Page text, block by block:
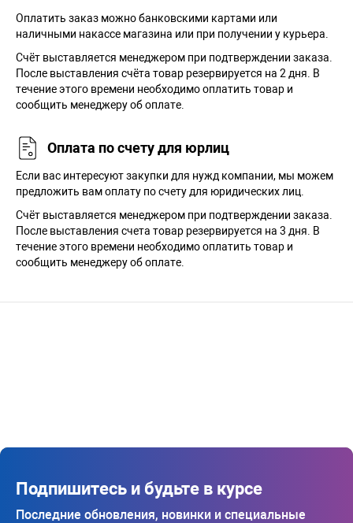
Оплатить заказ можно банковскими картами или
наличными накассе магазина или при получении у курьера.
Cчёт выставляется менеджером при подтверждении заказа.
После выставления счёта товар резервируется на 2 дня. В
течение этого времени необходимо оплатить товар и
сообщить менеджеру об оплате.
Оплата по счету для юрлиц
Если вас интересуют закупки для нужд компании, мы можем
предложить вам оплату по счету для юридических лиц.
Счёт выставляется менеджером при подтверждении заказа.
После выставления счета товар резервируется на 3 дня. В
течение этого времени необходимо оплатить товар и
сообщить менеджеру об оплате.
Подпишитесь и будьте в курсе
Последние обновления, новинки и специальные